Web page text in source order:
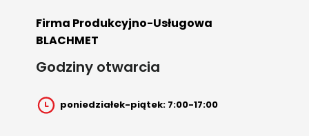
Firma Produkcyjno-Usługowa
BLACHMET
Godziny otwarcia
poniedziałek-piątek: 7:00-17:00